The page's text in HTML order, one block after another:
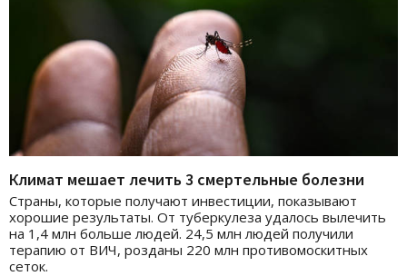
Климат мешает лечить 3 смертельные болезни
Страны, которые получают инвестиции, показывают
хорошие результаты. От туберкулеза удалось вылечить
на 1,4 млн больше людей. 24,5 млн людей получили
терапию от ВИЧ, розданы 220 млн противомоскитных
сеток.